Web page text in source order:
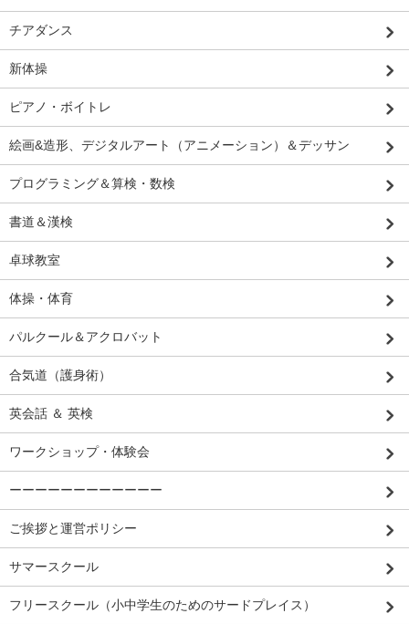
チアダンス
新体操
ピアノ・ボイトレ
絵画&造形、デジタルアート（アニメーション）＆デッサン
プログラミング＆算検・数検
書道＆漢検
卓球教室
体操・体育
パルクール＆アクロバット
合気道（護身術）
英会話 ＆ 英検
ワークショップ・体験会
ーーーーーーーーーーーー
ご挨拶と運営ポリシー
サマースクール
フリースクール（小中学生のためのサードプレイス）